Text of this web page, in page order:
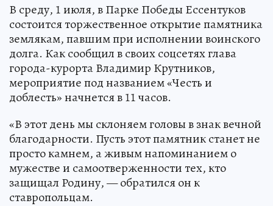
В среду, 1 июля, в Парке Победы Ессентуков
состоится торжественное открытие памятника
землякам, павшим при исполнении воинского
долга. Как сообщил в своих соцсетях глава
города-курорта Владимир Крутников,
мероприятие под названием «Честь и
доблесть» начнется в 11 часов.
«В этот день мы склоняем головы в знак вечной
благодарности. Пусть этот памятник станет не
просто камнем, а живым напоминанием о
мужестве и самоотверженности тех, кто
защищал Родину, — обратился он к
ставропольцам.